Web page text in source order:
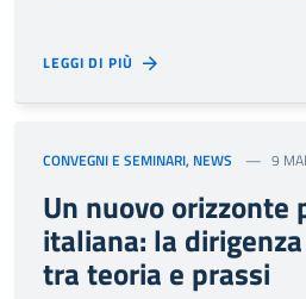
LEGGI DI PIÙ
CONVEGNI E SEMINARI, NEWS 9
Un nuovo orizzonte
italiana: la
tra teoria e prassi